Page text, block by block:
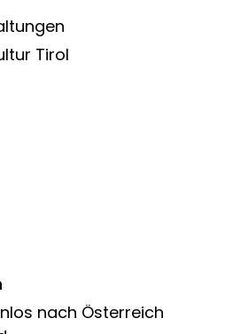
Tirol
nach Österreich